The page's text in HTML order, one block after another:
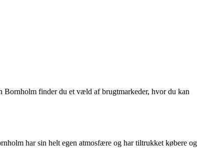
Bornholm finder du et væld af brugtmarkeder, hvor du kan
har sin helt egen atmosfære og har tiltrukket købere og